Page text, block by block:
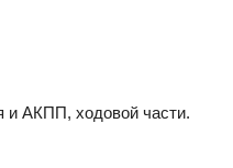
и АКПП, ходовой части.